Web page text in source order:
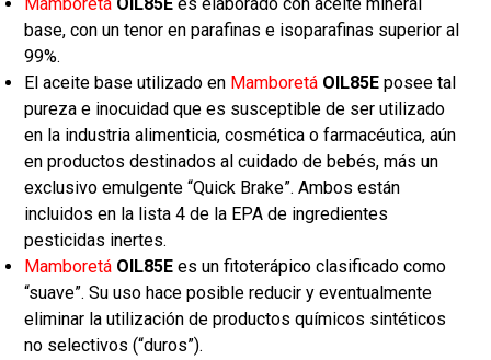
base, con un tenor en parafinas e isoparafinas superior al
99%.
El aceite base utilizado en Mamboretá OIL85E posee tal
pureza e inocuidad que es susceptible de ser utilizado
en la industria alimenticia, cosmética o farmacéutica, aún
en productos destinados al cuidado de bebés, más un
exclusivo emulgente “Quick Brake”. Ambos están
incluidos en la lista 4 de la EPA de ingredientes
pesticidas inertes.
Mamboretá OIL85Ees un fitoterápico clasificado como
“suave”. Su uso hace posible reducir y eventualmente
eliminar la utilización de productos químicos sintéticos
no selectivos (“duros”).